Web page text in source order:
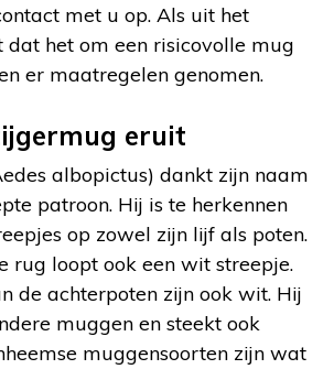
met u op. Als uit het
dat het om een risicovolle mug
er maatregelen genomen.
eruit
albopictus) dankt zijn naam
patroon. Hij is te herkennen
op zowel zijn lijf als poten.
rug loopt ook een wit streepje.
de achterpoten zijn ook wit. Hij
muggen en steekt ook
muggensoorten zijn wat